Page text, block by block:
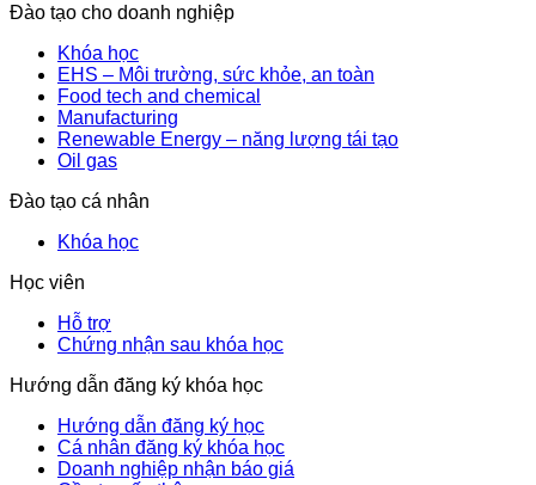
Đào tạo cho doanh nghiệp
Khóa học
EHS – Môi trường, sức khỏe, an toàn
Food tech and chemical
Manufacturing
Renewable Energy – năng lượng tái tạo
Oil gas
Đào tạo cá nhân
Khóa học
Học viên
Hỗ trợ
Chứng nhận sau khóa học
Hướng dẫn đăng ký khóa học
Hướng dẫn đăng ký học
Cá nhân đăng ký khóa học
Doanh nghiệp nhận báo giá